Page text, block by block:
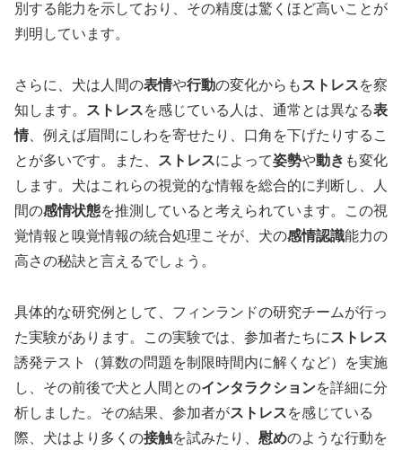
別する能力を示しており、その精度は驚くほど高いことが
判明しています。
さらに、犬は人間の表情や行動の変化からも ストレスを察
知します。
ストレスを感じている人は、通常とは異なる表
情、例えば眉間にしわを寄せたり、口角を下げたりするこ
とが多いです。また、
ストレスによって姿勢や動き も変化
します。犬はこれらの視覚的な情報を総合的に判断し、人
間の感情状態を推測していると考えられています。この視
覚情報と嗅覚情報の統合処理こそが、犬の感情認識能力の
高さの秘訣と言えるでしょう。
具体的な研究例として、フィンランドの研究チームが行っ
た実験があります。この実験では、参加者たちに ストレス
誘発テスト（算数の問題を制限時間内に解くなど）を実施
し、その前後で犬と人間とのインタラクションを詳細に分
析しました。その結果、参加者がストレスを感じている
際、犬はより多くの接触を試みたり、 慰めのような行動を